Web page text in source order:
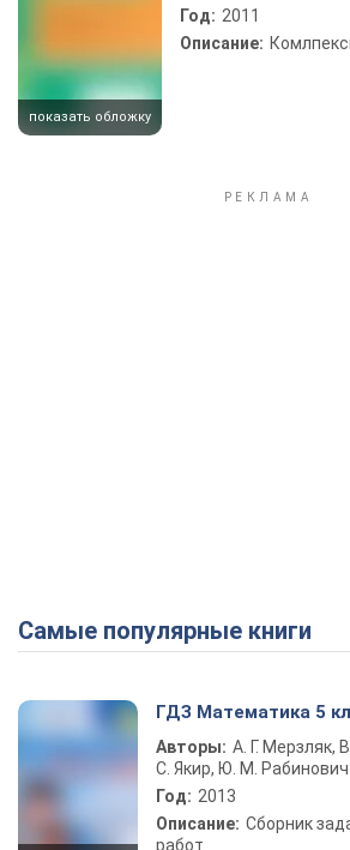
показать обложку
Год: 2011
Описание:
Самые популярные книги
ГДЗ Математика 5
Авторы: А. Г. Мерзляк,
С. Якир, Ю. М. Рабинович
Год: 2013
Описание: Сборник
работ